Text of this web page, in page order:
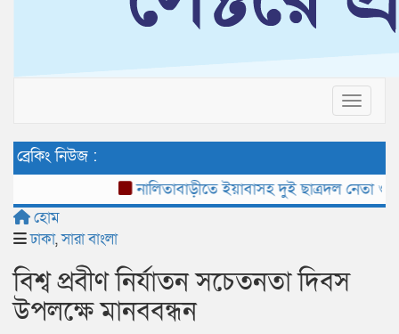
ব্রেকিং নিউজ :
নালিতাবাড়ীতে ইয়াবাসহ দুই ছাত্রদল নেতা ও
হোম
ঢাকা,সারা বাংলা
বিশ্ব প্রবীণ নির্যাতন সচেতনতা দিবস
উপলক্ষে মানববন্ধন